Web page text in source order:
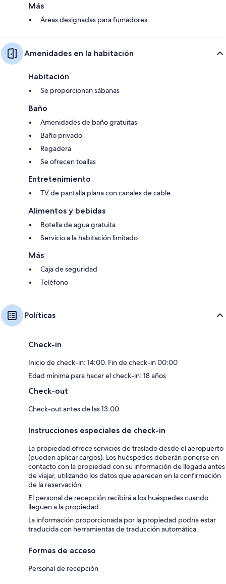
Más
Áreas designadas para fumadores
Amenidades en la habitación
Habitación
Se proporcionan sábanas
Baño
Amenidades de baño gratuitas
Baño privado
Regadera
Se ofrecen toallas
Entretenimiento
TV de pantalla plana con canales de cable
Alimentos y bebidas
Botella de agua gratuita
Servicio a la habitación limitado
Más
Caja de seguridad
Teléfono
Políticas
Check-in
Inicio de check-in: 14:00. Fin de check-in 00:00
Edad mínima para hacer el check-in: 18 años
Check-out
Check-out antes de las 13:00
Instrucciones especiales de check-in
La propiedad ofrece servicios de traslado desde el aeropuerto
(pueden aplicar cargos). Los huéspedes deberán ponerse en
contacto con la propiedad con su información de llegada antes
de viajar, utilizando los datos que aparecen en la confirmación
de la reservación.
El personal de recepción recibirá a los huéspedes cuando
lleguen a la propiedad.
La información proporcionada por la propiedad podría estar
traducida con herramientas de traducción automática.
Formas de acceso
Personal de recepción